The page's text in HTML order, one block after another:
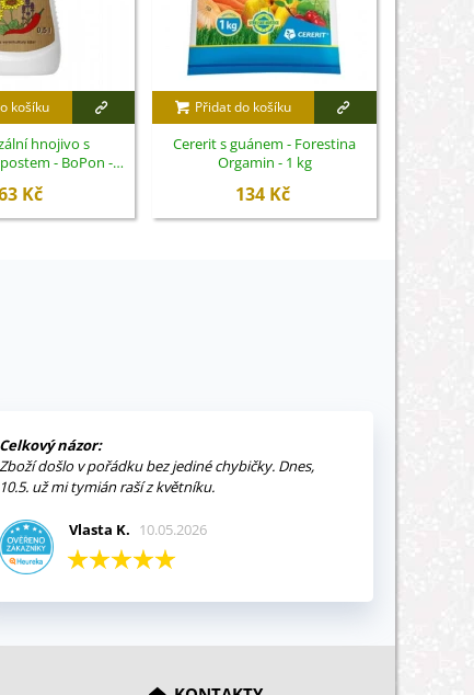
košíku
hnojivo s
- BoPon -
Kč
Přidat do košíku
Cererit s guánem - Forestina
Orgamin - 1 kg
134 Kč
Celkový názor:
Zboží došlo v pořádku bez jediné chybičky. Dnes,
10.5. už mi tymián raší z květníku.
Vlasta K. 10.05.2026